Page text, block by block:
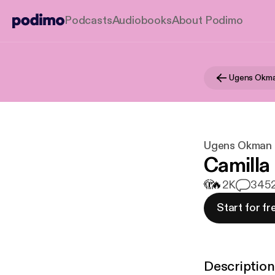
PodcastsAudiobooksAbout Podimo
Ugens
Ugens Okman
🫣🔥2K 34
Start for
Description